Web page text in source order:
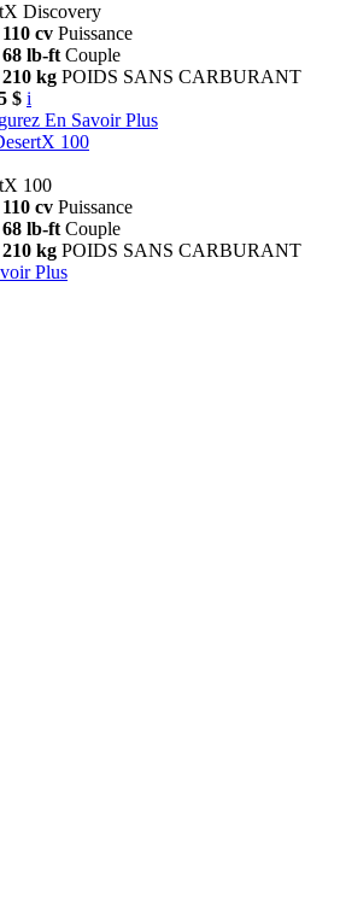
Discovery
110 cv Puissance
68 lb-ft Couple
210 kg POIDS SANS CARBURANT
$ i
En Savoir Plus
100
100
110 cv Puissance
68 lb-ft Couple
210 kg POIDS SANS CARBURANT
Plus